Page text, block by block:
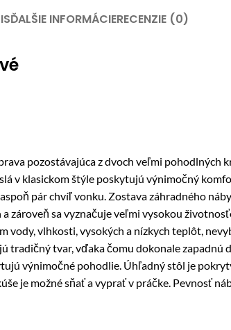
ĎALŠIE INFORMÁCIERECENZIE (0)
pozostávajúca z dvoch veľmi pohodlných
v klasickom štýle poskytujú výnimočný
pár chvíľ vonku. Zostava záhradného
zároveň sa vyznačuje veľmi vysokou
vlhkosti, vysokých a nízkych teplôt,
tradičný tvar, vďaka čomu dokonale
výnimočné pohodlie. Úhľadný stôl je
je možné sňať a vyprať v práčke. Pevnosť